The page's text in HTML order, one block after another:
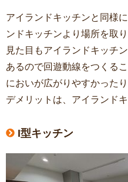
アイランドキッチンと同様
ンドキッチンより場所を取り
見た目もアイランドキッチ
あるので回遊動線をつくる
においが広がりやすかった
デメリットは、アイランド
I型キッチン